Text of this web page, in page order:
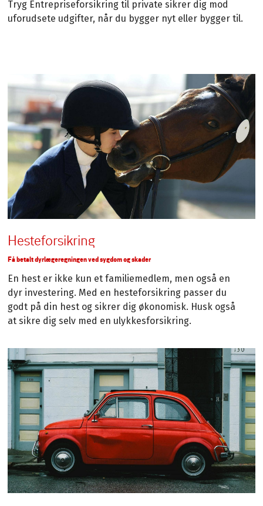
Tryg Entrepriseforsikring til private sikrer dig mod
uforudsete udgifter, når du bygger nyt eller bygger til.
Hesteforsikring
Få betalt dyrlægeregningen ved sygdom og skader
En hest er ikke kun et familiemedlem, men også en
dyr investering. Med en hesteforsikring passer du
godt på din hest og sikrer dig økonomisk. Husk også
at sikre dig selv med en ulykkesforsikring.